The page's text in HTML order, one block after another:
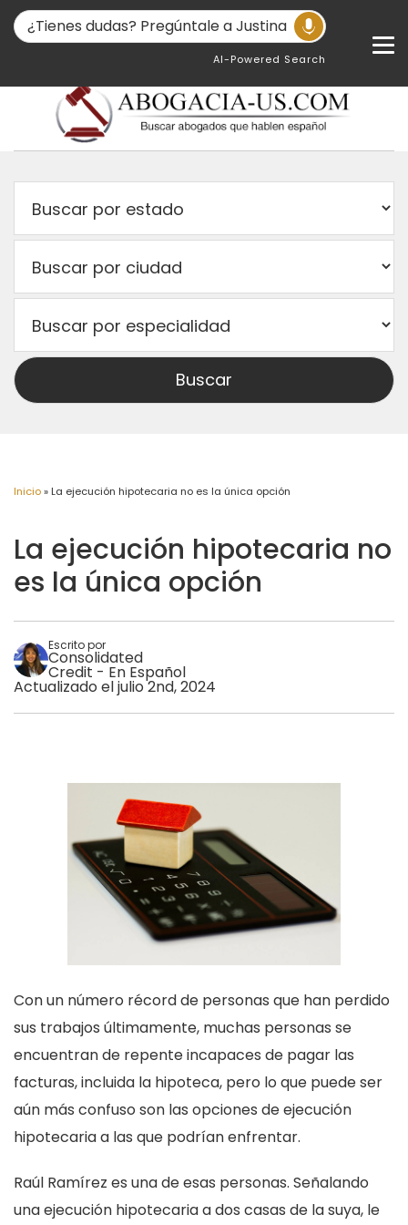
AI-Powered Search
Inicio» La ejecución hipotecaria no es la única opción
La ejecución hipotecaria no
es la única opción
Escrito por
Consolidated
Credit - En Español
Actualizado el julio 2nd, 2024
Con un número récord de personas que han perdido
sus trabajos últimamente, muchas personas se
encuentran de repente incapaces de pagar las
facturas, incluida la hipoteca, pero lo que puede ser
aún más confuso son las opciones de ejecución
hipotecaria a las que podrían enfrentar.
Raúl Ramírez es una de esas personas. Señalando
una ejecución hipotecaria a dos casas de la suya, le